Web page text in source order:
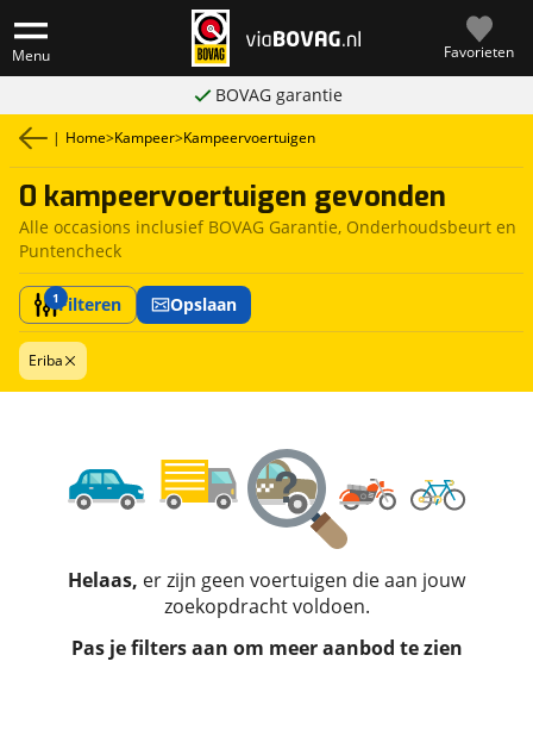
Menu Favorieten
BOVAG garantie
| Home>Kampeer>Kampeervoertuigen
0 kampeervoertuigen gevonden
Alle occasions inclusief BOVAG Garantie, Onderhoudsbeurt en
Puntencheck
1Filteren Opslaan
Eriba
Helaas, er zijn geen voertuigen die aan jouw
zoekopdracht voldoen.
Pas je filters aan om meer aanbod te zien